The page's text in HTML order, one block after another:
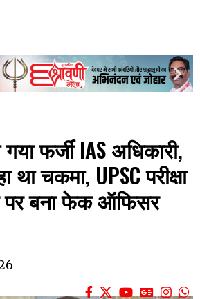
फर्जी IAS अधिकारी,
चकमा, UPSC परीक्षा
पर बना फेक ऑफिसर